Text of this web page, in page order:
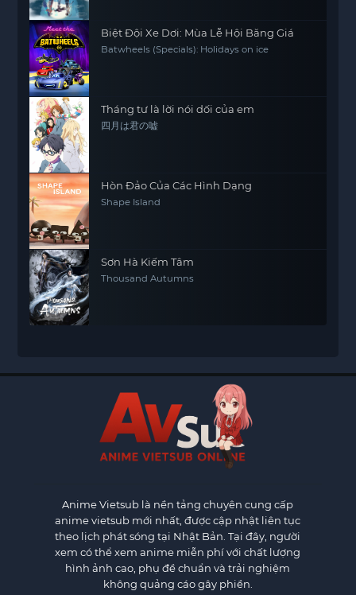
Biệt Đội Xe Dơi: Mùa Lễ Hội Băng Giá
Batwheels (Specials): Holidays on ice
Tháng tư là lời nói dối của em
四月は君の嘘
Hòn Đảo Của Các Hình Dạng
Shape Island
Sơn Hà Kiếm Tâm
Thousand Autumns
Anime Vietsub là nền tảng chuyên cung cấp
anime vietsub mới nhất, được cập nhật liên tục
theo lịch phát sóng tại Nhật Bản. Tại đây, người
xem có thể xem anime miễn phí với chất lượng
hình ảnh cao, phụ đề chuẩn và trải nghiệm
không quảng cáo gây phiền.